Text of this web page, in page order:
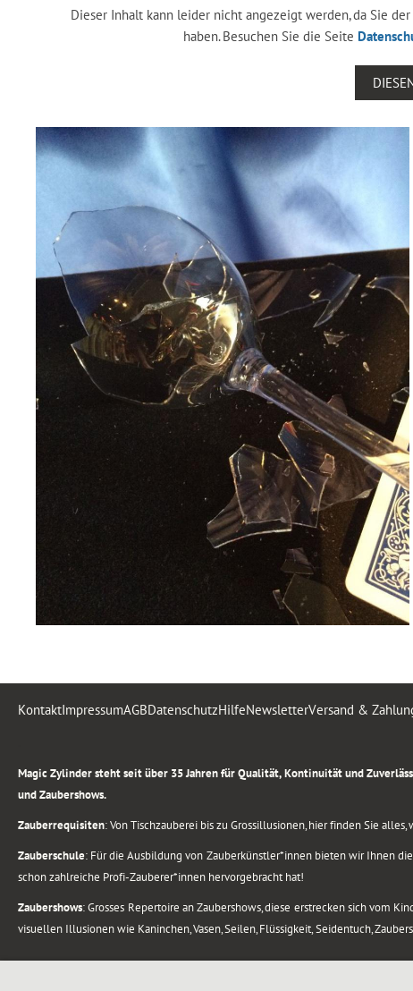
Dieser Inhalt kann leider nicht angezeigt werden, da Sie
haben. Besuchen Sie die Seite
KontaktImpressumAGBDatenschutzHilfeNewsletterVersand &
Magic Zylinder steht seit über 35 Jahren für Qualität, Kontinuität und
und Zaubershows.
Zauberrequisiten: Von Tischzauberei bis zu Grossillusionen, hier finden Sie
Zauberschule: Für die Ausbildung von Zauberkünstler*innen bieten wir Ihnen
schon zahlreiche Profi-Zauberer*innen hervorgebracht hat!
Zaubershows: Grosses Repertoire an Zaubershows, diese erstrecken sich vom
visuellen Illusionen wie Kaninchen, Vasen, Seilen, Flüssigkeit, Seidentuch,
.